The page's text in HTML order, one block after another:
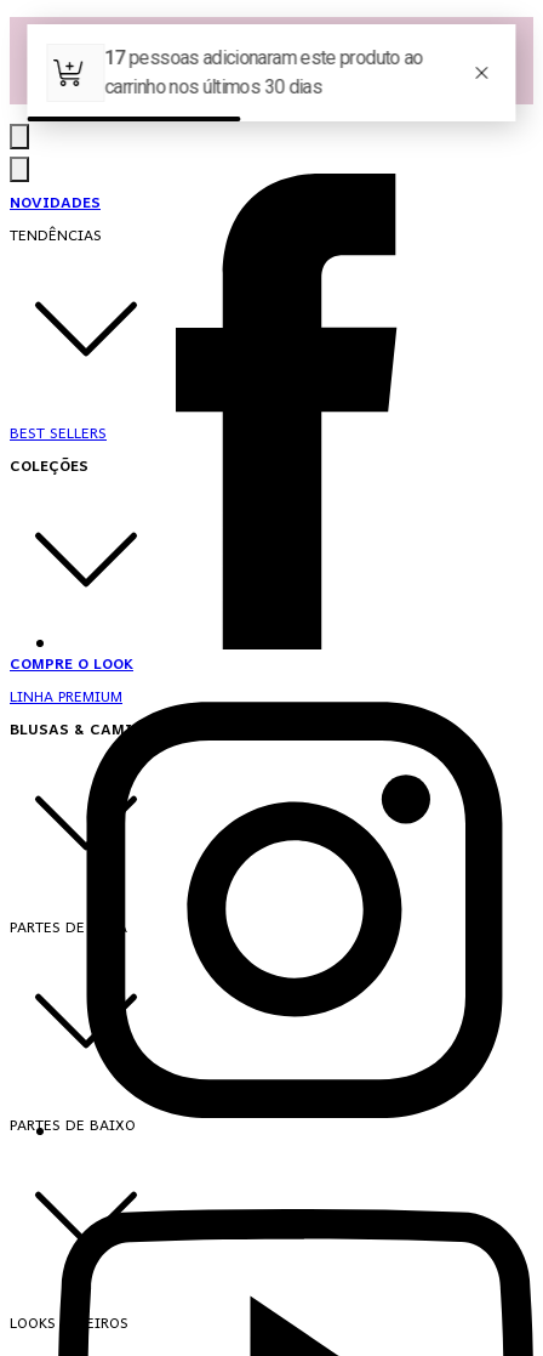
Las Queridas Club🌷 - Ganhe 5% Cashback em pontos na sua compra!
Ganhe 10% OFF na 1ª compra no App: PRIMEIRANOAPP 😍
♡ Coleção Nova: Grace in Motion ♡
NOVIDADES
TENDÊNCIAS
BEST SELLERS
COLEÇÕES
COMPRE O LOOK
LINHA PREMIUM
BLUSAS & CAMISAS
PARTES DE CIMA
PARTES DE BAIXO
LOOKS INTEIROS